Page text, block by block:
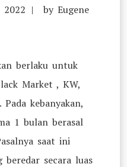
2022 by Eugene
berlaku untuk
Market , KW,
kebanyakan,
1 bulan berasal
saat ini
beredar secara luas